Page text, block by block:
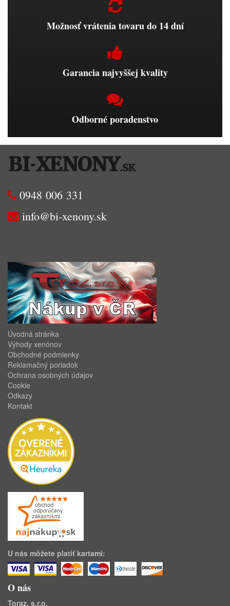
Možnosť vrátenia tovaru do 14 dní
Garancia najvyššej kvality
Odborné poradenstvo
0948 006 331
info@bi-xenony.sk
Úvodná stránka
Výhody xenónov
Obchodné podmienky
Reklamačný poriadok
Ochrana osobných údajov
Cookie
Odkazy
Kontakt
U nás môžete platiť kartami:
O nás
Toraz, s.r.o.